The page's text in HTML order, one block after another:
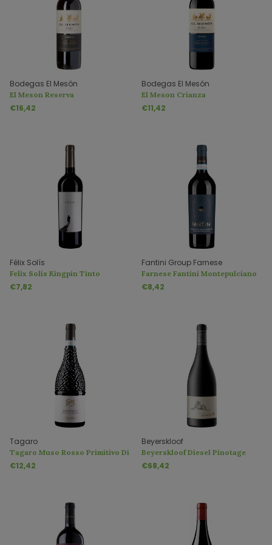
Bodegas El Mesón
El Meson Reserva
€16,42
Bodegas El Mesón
El Meson Crianza
€11,42
Félix Solís
Felix Solis Kingpin Tinto
€7,82
Fantini Group Farnese
Farnese Fantini Montepulciano
d'Abruzzo DOC
€8,42
Tagaro
Tagaro Muso Rosso Primitivo Di
Manduria DOP
€12,42
Beyerskloof
Beyerskloof Diesel Pinotage
€68,42